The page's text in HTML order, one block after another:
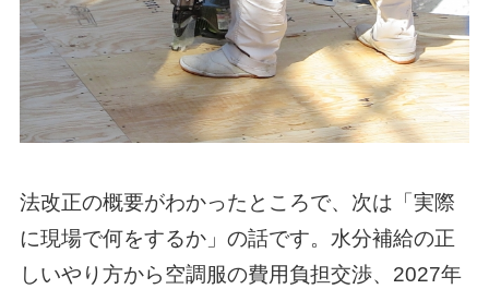
法改正の概要がわかったところで、次は「実際
に現場で何をするか」の話です。水分補給の正
しいやり方から空調服の費用負担交渉、2027年